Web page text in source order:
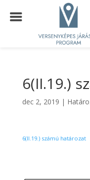
6(II.19.)
dec 2, 2019 |
6(II.19.) számú határozat